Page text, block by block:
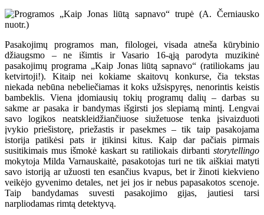
Pasakojimų programos man, filologei, visada atneša kūrybinio
džiaugsmo – ne išimtis ir Vasario 16-ąją parodyta muzikinė
pasakojimų programa „Kaip Jonas liūtą sapnavo“ (ratiliokams jau
ketvirtoji!). Kitaip nei kokiame skaitovų konkurse, čia tekstas
niekada nebūna nebeliečiamas it koks užsispyręs, nenorintis keistis
bambeklis. Viena įdomiausių tokių programų dalių – darbas su
sakme ar pasaka ir bandymas išgirsti jos slepiamą mintį. Lengvai
savo logikos neatskleidžiančiuose siužetuose tenka įsivaizduoti
įvykio priešistorę, priežastis ir pasekmes – tik taip pasakojama
istorija patikėsi pats ir įtikinsi kitus. Kaip dar pačiais pirmais
susitikimais mus išmokė kaskart su ratiliokais dirbanti storytellingo
mokytoja Milda Varnauskaitė, pasakotojas turi ne tik aiškiai matyti
savo istoriją ar užuosti ten esančius kvapus, bet ir žinoti kiekvieno
veikėjo gyvenimo detales, net jei jos ir nebus papasakotos scenoje.
Taip bandydamas suvesti pasakojimo gijas, jautiesi tarsi
narpliodamas rimtą detektyvą.